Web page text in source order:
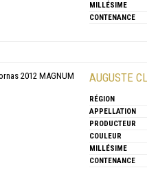
MILLÉSIME
CONTENANCE
AUGUSTE
RÉGION
APPELLATION
PRODUCTEUR
COULEUR
MILLÉSIME
CONTENANCE